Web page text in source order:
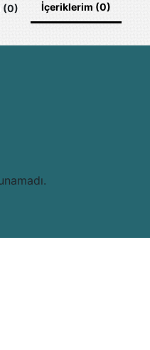
(0) İçeriklerim (0)